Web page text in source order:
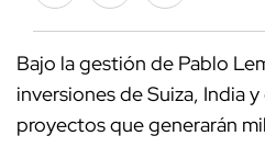
Bajo la gestión de Pablo
inversiones de Suiza, India
proyectos que generarán